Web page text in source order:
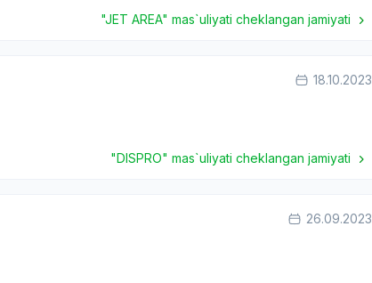
"JET AREA" mas`uliyati cheklangan jamiyati
18.10.2023
"DISPRO" mas`uliyati cheklangan jamiyati
26.09.2023